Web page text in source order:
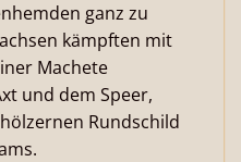
ganz zu
kämpften mit
Machete
und dem Speer,
Rundschild